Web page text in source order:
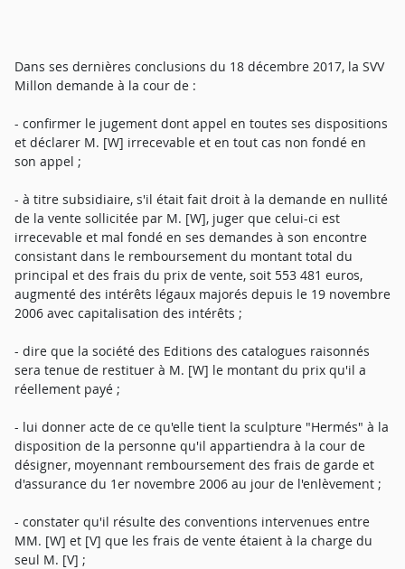
Dans ses dernières conclusions du 18 décembre 2017, la SVV
Millon demande à la cour de :
- confirmer le jugement dont appel en toutes ses dispositions
et déclarer M. [W] irrecevable et en tout cas non fondé en
son appel ;
- à titre subsidiaire, s'il était fait droit à la demande en nullité
de la vente sollicitée par M. [W], juger que celui-ci est
irrecevable et mal fondé en ses demandes à son encontre
consistant dans le remboursement du montant total du
principal et des frais du prix de vente, soit 553 481 euros,
augmenté des intérêts légaux majorés depuis le 19 novembre
2006 avec capitalisation des intérêts ;
- dire que la société des Editions des catalogues raisonnés
sera tenue de restituer à M. [W] le montant du prix qu'il a
réellement payé ;
- lui donner acte de ce qu'elle tient la sculpture "Hermés" à la
disposition de la personne qu'il appartiendra à la cour de
désigner, moyennant remboursement des frais de garde et
d'assurance du 1er novembre 2006 au jour de l'enlèvement ;
- constater qu'il résulte des conventions intervenues entre
MM. [W] et [V] que les frais de vente étaient à la charge du
seul M. [V] ;